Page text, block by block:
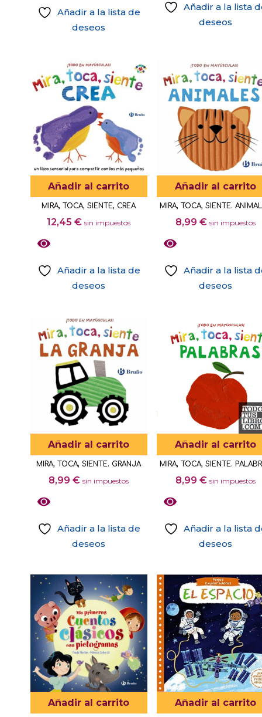
Añadir a la lista de
deseos
Añadir a la lista
deseos
Añadir al carrito
MIRA, TOCA, SIENTE, CREA
12,45€ sin impuestos
Añadir a la lista de
deseos
Añadir al carrito
MIRA, TOCA, SIENTE.
8,99 € sin impuestos
Añadir a la lista
deseos
Añadir al carrito
MIRA, TOCA, SIENTE. GRANJA
8,99€ sin impuestos
Añadir a la lista de
deseos
Añadir al carrito
MIRA, TOCA, SIENTE.
8,99 € sin impuestos
Añadir a la lista
deseos
Añadir al carrito Añadir al carrito